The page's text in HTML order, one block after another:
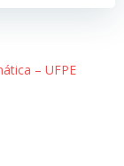
– UFPE